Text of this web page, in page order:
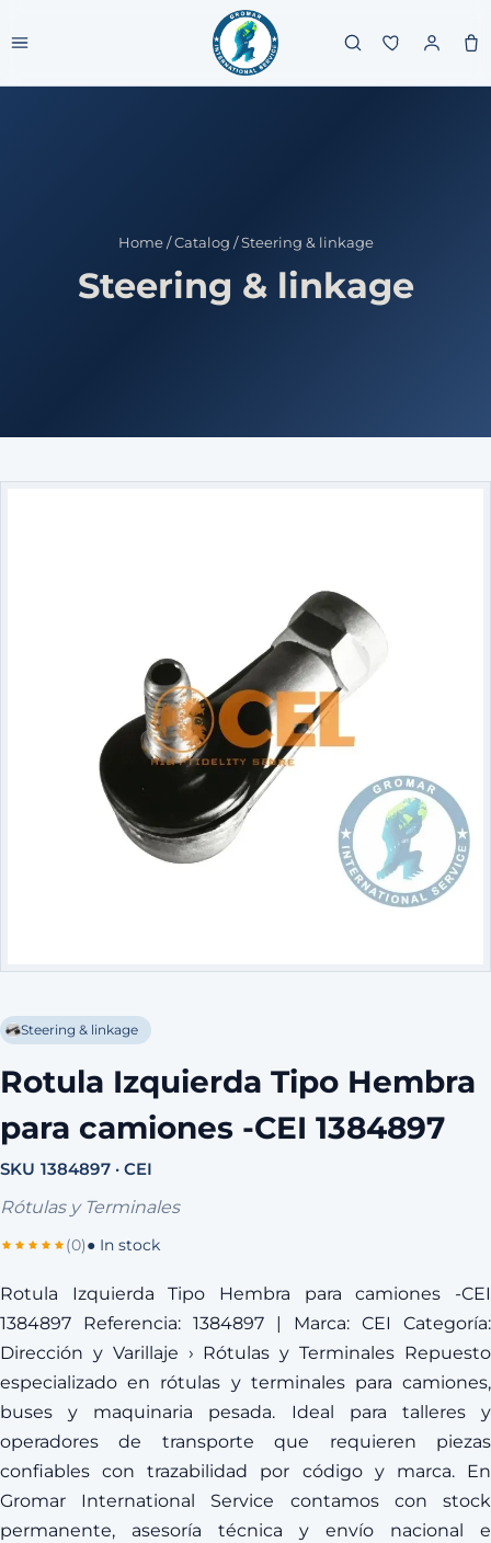
Home/Catalog /Steering & linkage
Steering & linkage
Steering & linkage
Rotula Izquierda Tipo Hembra
para camiones -CEI 1384897
SKU 1384897 · CEI
Rótulas y Terminales
(0)● In stock
Rotula Izquierda Tipo Hembra para camiones -CEI
1384897 Referencia: 1384897 | Marca: CEI Categoría:
Dirección y Varillaje › Rótulas y Terminales Repuesto
especializado en rótulas y terminales para camiones,
buses y maquinaria pesada. Ideal para talleres y
operadores de transporte que requieren piezas
confiables con trazabilidad por código y marca. En
Gromar International Service contamos con stock
permanente, asesoría técnica y envío nacional e